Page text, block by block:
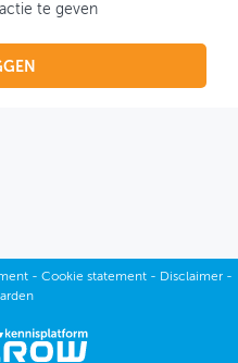
te geven
- Cookie statement- Disclaimer-